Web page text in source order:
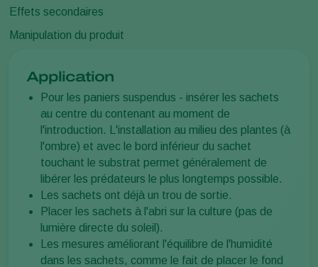
Effets secondaires
Manipulation du produit
Application
Pour les paniers suspendus - insérer les sachets
au centre du contenant au moment de
l'introduction. L'installation au milieu des plantes (à
l'ombre) et avec le bord inférieur du sachet
touchant le substrat permet généralement de
libérer les prédateurs le plus longtemps possible.
Les sachets ont déjà un trou de sortie.
Placer les sachets à l'abri sur la culture (pas de
lumière directe du soleil).
Les mesures améliorant l'équilibre de l'humidité
dans les sachets, comme le fait de placer le fond